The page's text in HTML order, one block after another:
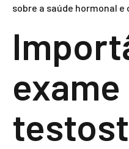
sobre a saúde hormonal
exame